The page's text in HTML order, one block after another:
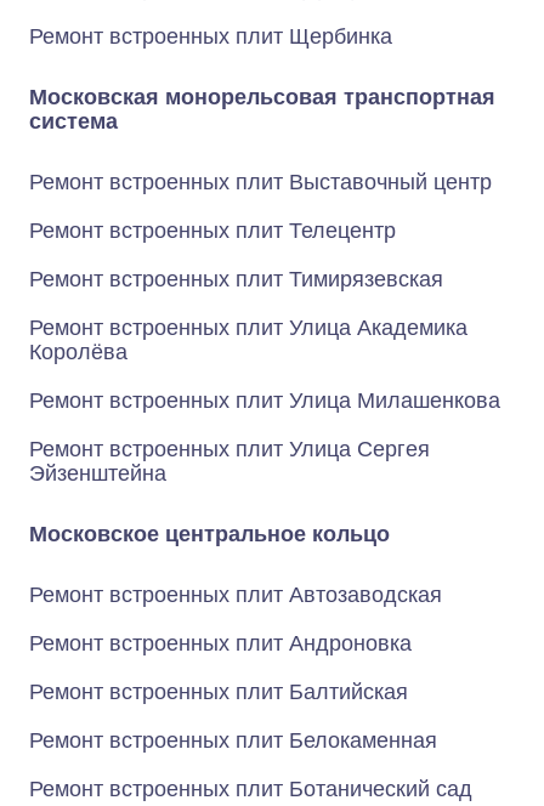
Ремонт встроенных плит Щербинка
Московская монорельсовая транспортная
система
Ремонт встроенных плит Выставочный центр
Ремонт встроенных плит Телецентр
Ремонт встроенных плит Тимирязевская
Ремонт встроенных плит Улица Академика
Королёва
Ремонт встроенных плит Улица Милашенкова
Ремонт встроенных плит Улица Сергея
Эйзенштейна
Московское центральное кольцо
Ремонт встроенных плит Автозаводская
Ремонт встроенных плит Андроновка
Ремонт встроенных плит Балтийская
Ремонт встроенных плит Белокаменная
Ремонт встроенных плит Ботанический сад